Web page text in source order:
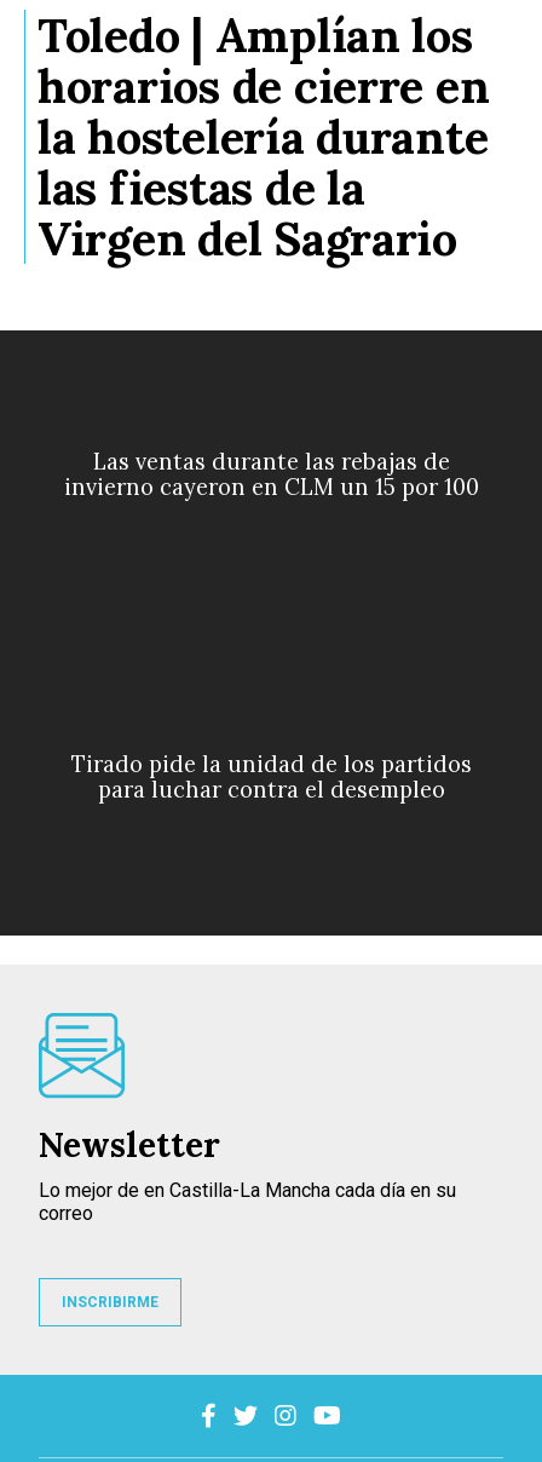
Toledo | Amplían los
horarios de cierre en
la hostelería durante
las fiestas de la
Virgen del Sagrario
Las ventas durante las rebajas de
invierno cayeron en CLM un 15 por 100
Tirado pide la unidad de los partidos
para luchar contra el desempleo
Newsletter
Lo mejor de en Castilla-La Mancha cada día en su
correo
INSCRIBIRME